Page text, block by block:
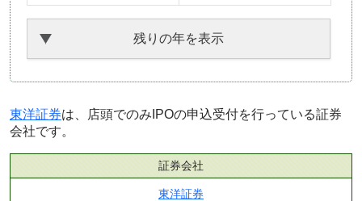
残りの年を表示
東洋証券は、店頭でのみIPOの申込受付を行っている証券
会社です。
証券会社
東洋証券